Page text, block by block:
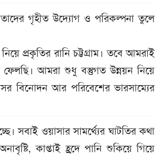
তাদের গৃহীত উদ্যোগ ও পরিকল্পনা তুলে
প্রকৃতির রানি চট্টগ্রাম। তবে আমরাই
ফেলছি। আমরা শুধু বস্তুগত উন্নয়ন নিয়ে
বিনোদন আর পরিবেশের ভারসাম্যের
সবাই ওয়াসার সামর্থ্যের ঘাটতির কথা
কাপ্তাই হ্রদে পানি শুকিয়ে গিয়ে